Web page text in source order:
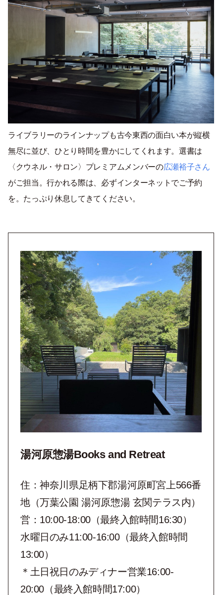
ライブラリーのラインナップも古今東西の面白い本が縦横
無尽に並び、ひとり時間を豊かにしてくれます。選書は
〈クウネル・サロン〉プレミアムメンバーの広瀬裕子さん
がご担当。行かれる際は、必ずインターネットでご予約
を。たっぷり休息してきてください。
湯河原惣湯Books and Retreat
住：神奈川県足柄下郡湯河原町宮上566番
地（万葉公園 湯河原惣湯 玄関テラス内）
営：10:00-18:00（最終入館時間16:30）
水曜日のみ11:00-16:00（最終入館時間
13:00）
＊土日祝日のみディナー営業16:00-
20:00（最終入館時間17:00）